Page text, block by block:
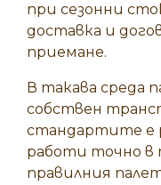
при сезонни
доставка и
приемане.
В такава среда
собствен
стандартите е
работи точно в
правилния